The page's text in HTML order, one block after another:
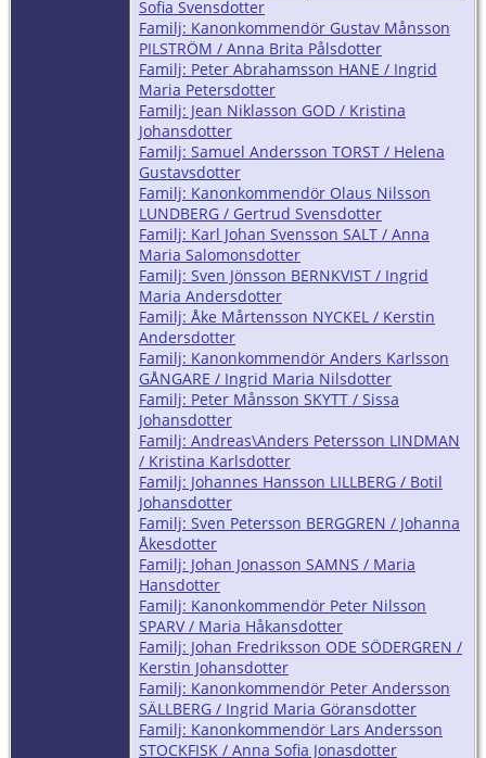
Sofia Svensdotter
Familj: Kanonkommendör Gustav Månsson
PILSTRÖM / Anna Brita Pålsdotter
Familj: Peter Abrahamsson HANE / Ingrid
Maria Petersdotter
Familj: Jean Niklasson GOD / Kristina
Johansdotter
Familj: Samuel Andersson TORST / Helena
Gustavsdotter
Familj: Kanonkommendör Olaus Nilsson
LUNDBERG / Gertrud Svensdotter
Familj: Karl Johan Svensson SALT / Anna
Maria Salomonsdotter
Familj: Sven Jönsson BERNKVIST / Ingrid
Maria Andersdotter
Familj: Åke Mårtensson NYCKEL / Kerstin
Andersdotter
Familj: Kanonkommendör Anders Karlsson
GÅNGARE / Ingrid Maria Nilsdotter
Familj: Peter Månsson SKYTT / Sissa
Johansdotter
Familj: Andreas\Anders Petersson LINDMAN
/ Kristina Karlsdotter
Familj: Johannes Hansson LILLBERG / Botil
Johansdotter
Familj: Sven Petersson BERGGREN / Johanna
Åkesdotter
Familj: Johan Jonasson SAMNS / Maria
Hansdotter
Familj: Kanonkommendör Peter Nilsson
SPARV / Maria Håkansdotter
Familj: Johan Fredriksson ODE SÖDERGREN /
Kerstin Johansdotter
Familj: Kanonkommendör Peter Andersson
SÄLLBERG / Ingrid Maria Göransdotter
Familj: Kanonkommendör Lars Andersson
STOCKFISK / Anna Sofia Jonasdotter